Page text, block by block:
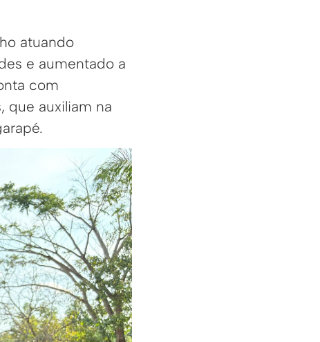
atuando
e aumentado a
com
que auxiliam na